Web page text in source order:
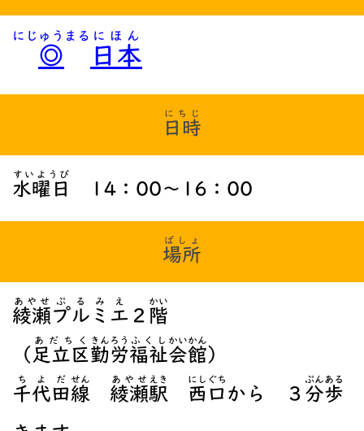
◎
にじゅうまる
日本
にほん
日時
にちじ
水曜日
すいようび
14：00～16：00
場所
ばしょ
綾瀬
あやせ
プルミエ
ぷるみえ
２ 階
かい
（ 足立区
あだちく
勤労
きんろう
福祉
ふくし
会館
かいかん
）
千代田
ちよだ
線
せん
綾瀬
あやせ
駅
えき
西口
にしぐち
から ３ 分
ぷん
歩
ある